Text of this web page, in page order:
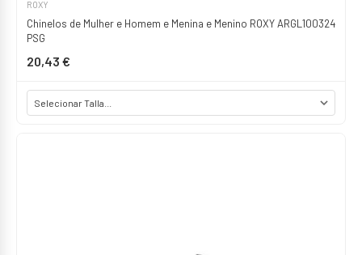
ROXY
Chinelos de Mulher e Homem e Menina e Menino ROXY ARGL100324
PSG
20,43 €